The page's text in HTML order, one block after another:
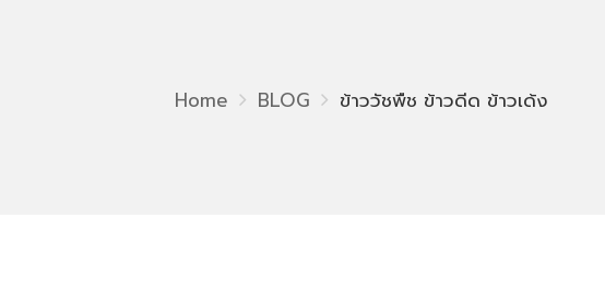
Home BLOG ข้าววัชพืช ข้าวดีด ข้าวเด้ง